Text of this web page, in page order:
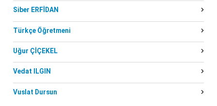
Siber ERFİDAN
Türkçe Öğretmeni
Uğur ÇİÇEKEL
Vedat ILGIN
Vuslat Dursun